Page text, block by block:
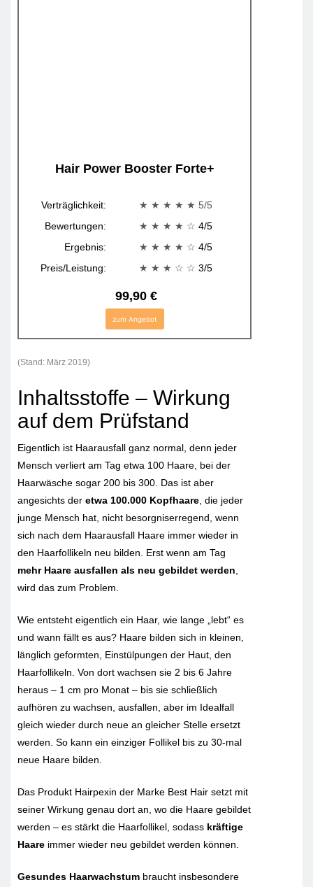
Hair Power Booster Forte+
Verträglichkeit:
★ ★ ★ ★ ★ 5/5
Bewertungen:
★ ★ ★ ★ ☆ 4/5
Ergebnis:
★ ★ ★ ★ ☆ 4/5
Preis/Leistung:
★ ★ ★ ☆ ☆ 3/5
99,90 €
zum Angebot
(Stand: März 2019)
Inhaltsstoffe – Wirkung
auf dem Prüfstand
Eigentlich ist Haarausfall ganz normal, denn jeder
Mensch verliert am Tag etwa 100 Haare, bei der
Haarwäsche sogar 200 bis 300. Das ist aber
angesichts der etwa 100.000 Kopfhaare , die jeder
junge Mensch hat, nicht besorgniserregend, wenn
sich nach dem Haarausfall Haare immer wieder in
den Haarfollikeln neu bilden. Erst wenn am Tag
mehr Haare ausfallen als neu gebildet werden
wird das zum Problem.
Wie entsteht eigentlich ein Haar, wie lange „lebt“ es
und wann fällt es aus? Haare bilden sich in kleinen,
länglich geformten, Einstülpungen der Haut, den
Haarfollikeln. Von dort wachsen sie 2 bis 6 Jahre
heraus – 1 cm pro Monat – bis sie schließlich
aufhören zu wachsen, ausfallen, aber im Idealfall
gleich wieder durch neue an gleicher Stelle ersetzt
werden. So kann ein einziger Follikel bis zu 30-mal
neue Haare bilden.
Das Produkt Hairpexin der Marke Best Hair setzt mit
seiner Wirkung genau dort an, wo die Haare gebildet
werden – es stärkt die Haarfollikel, sodass kräftige
Haare immer wieder neu gebildet werden können.
Gesundes Haarwachstum braucht insbesondere